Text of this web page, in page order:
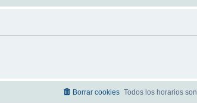
Todos los horarios son
Borrar cookies